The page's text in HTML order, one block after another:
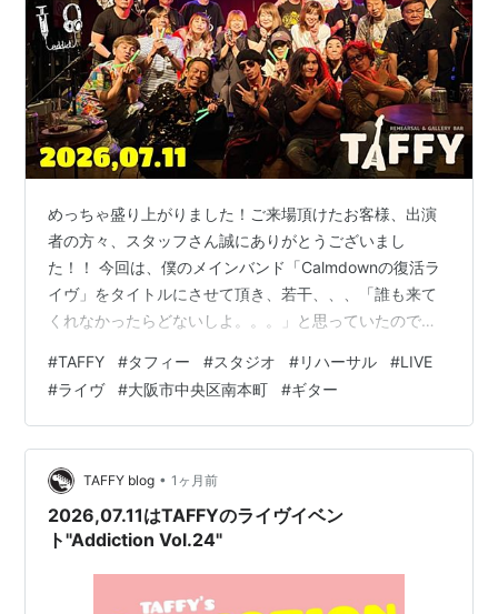
めっちゃ盛り上がりました！ご来場頂けたお客様、出演
者の方々、スタッフさん誠にありがとうございまし
た！！ 今回は、僕のメインバンド「Calmdownの復活ラ
イヴ」をタイトルにさせて頂き、若干、、、「誰も来て
くれなかったらどないしよ。。。」と思っていたのです
☆*:.｡. o(≧▽≦)o .｡.:*☆ 毎月のTAFFYイベントの
Experience(経験)も毎月のように楽しさ面白さを更新で
きてるように、Addictionも毎月のように盛り上がりや楽
しさ優しさなど、更新する勢いがあったりで、出演者の
みんなでライヴが完成していってるような気がします。
次回は…
#TAFFY #タフィー #スタジオ #リハーサル #LIVE
#ライヴ #大阪市中央区南本町 #ギター
TAFFY blog • 1ヶ月前
2026,07.11はTAFFYのライヴイベン
ト"Addiction Vol.24"